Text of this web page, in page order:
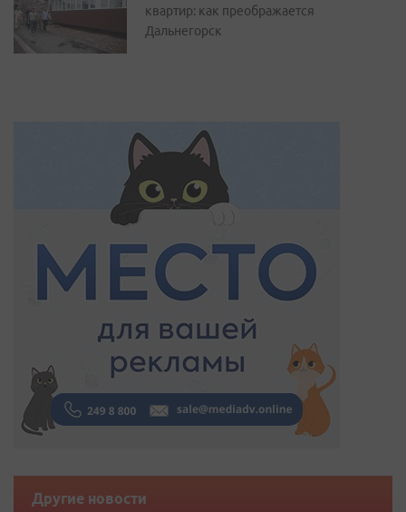
квартир: как преображается
Дальнегорск
Другие новости